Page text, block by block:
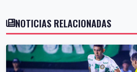
NOTICIAS RELACIONADAS